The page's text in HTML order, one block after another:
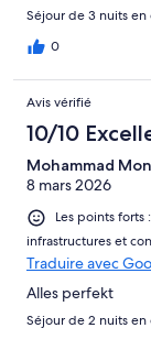
Séjour de 3 nuits
0
Avis vérifié
10/10
Mohammad
8 mars 2026
Les points
infrastructures et
Traduire avec
Alles perfekt
Séjour de 2 nuits